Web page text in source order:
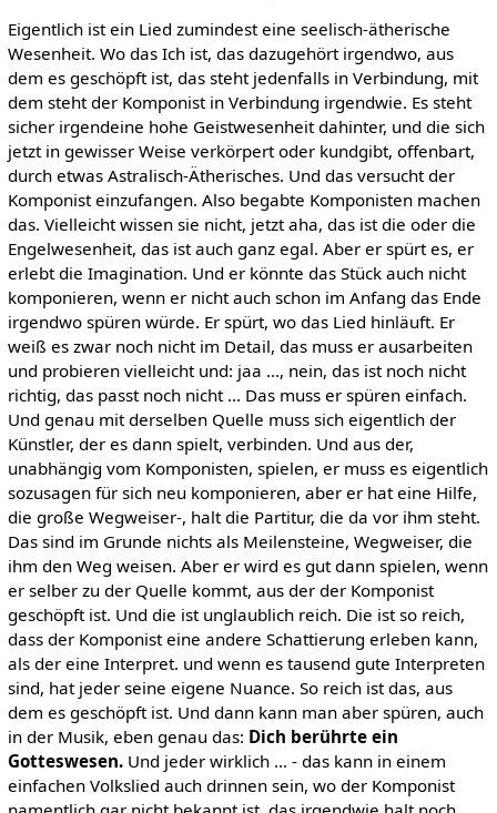
Eigentlich ist ein Lied zumindest eine seelisch-ätherische
Wesenheit. Wo das Ich ist, das dazugehört irgendwo, aus
dem es geschöpft ist, das steht jedenfalls in Verbindung, mit
dem steht der Komponist in Verbindung irgendwie. Es steht
sicher irgendeine hohe Geistwesenheit dahinter, und die sich
jetzt in gewisser Weise verkörpert oder kundgibt, offenbart,
durch etwas Astralisch-Ätherisches. Und das versucht der
Komponist einzufangen. Also begabte Komponisten machen
das. Vielleicht wissen sie nicht, jetzt aha, das ist die oder die
Engelwesenheit, das ist auch ganz egal. Aber er spürt es, er
erlebt die Imagination. Und er könnte das Stück auch nicht
komponieren, wenn er nicht auch schon im Anfang das Ende
irgendwo spüren würde. Er spürt, wo das Lied hinläuft. Er
weiß es zwar noch nicht im Detail, das muss er ausarbeiten
und probieren vielleicht und: jaa ..., nein, das ist noch nicht
richtig, das passt noch nicht ... Das muss er spüren einfach.
Und genau mit derselben Quelle muss sich eigentlich der
Künstler, der es dann spielt, verbinden. Und aus der,
unabhängig vom Komponisten, spielen, er muss es eigentlich
sozusagen für sich neu komponieren, aber er hat eine Hilfe,
die große Wegweiser-, halt die Partitur, die da vor ihm steht.
Das sind im Grunde nichts als Meilensteine, Wegweiser, die
ihm den Weg weisen. Aber er wird es gut dann spielen, wenn
er selber zu der Quelle kommt, aus der der Komponist
geschöpft ist. Und die ist unglaublich reich. Die ist so reich,
dass der Komponist eine andere Schattierung erleben kann,
als der eine Interpret. und wenn es tausend gute Interpreten
sind, hat jeder seine eigene Nuance. So reich ist das, aus
dem es geschöpft ist. Und dann kann man aber spüren, auch
in der Musik, eben genau das: Dich berührte ein
Gotteswesen.Und jeder wirklich ... - das kann in einem
einfachen Volkslied auch drinnen sein, wo der Komponist